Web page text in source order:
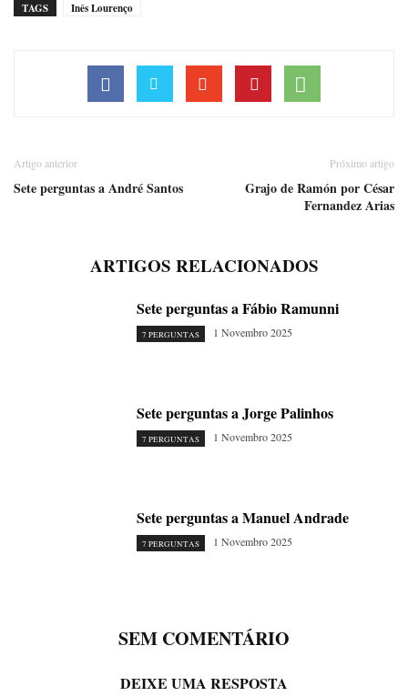
TAGS Inês Lourenço
Artigo anterior
Sete perguntas a André Santos
Próximo artigo
Grajo de Ramón por César
Fernandez Arias
ARTIGOS RELACIONADOS
Sete perguntas a Fábio Ramunni
7 PERGUNTAS 1 Novembro 2025
Sete perguntas a Jorge Palinhos
7 PERGUNTAS 1 Novembro 2025
Sete perguntas a Manuel Andrade
7 PERGUNTAS 1 Novembro 2025
SEM COMENTÁRIO
DEIXE UMA RESPOSTA